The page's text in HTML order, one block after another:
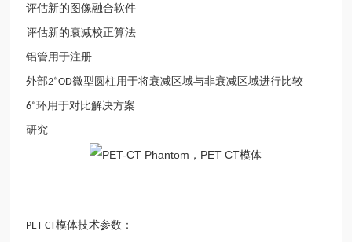
评估新的图像融合软件
评估新的衰减校正算法
铝管用于注册
外部2“OD微型圆柱用于将衰减区域与非衰减区域进行比较
6“环用于对比解决方案
研究
PET CT模体技术参数：